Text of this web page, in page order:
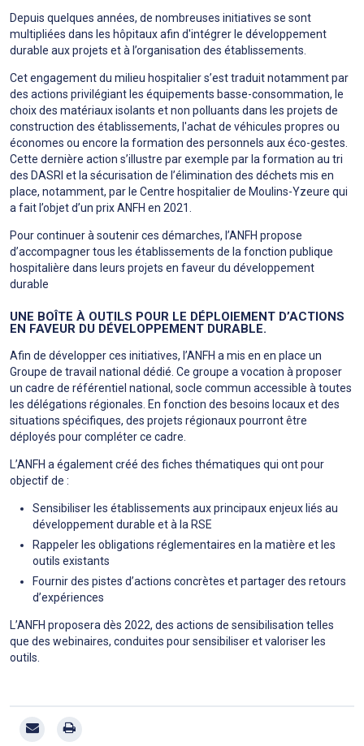
Depuis quelques années, de nombreuses initiatives se sont
multipliées dans les hôpitaux afin d'intégrer le développement
durable aux projets et à l’organisation des établissements.
Cet engagement du milieu hospitalier s’est traduit notamment par
des actions privilégiant les équipements basse-consommation, le
choix des matériaux isolants et non polluants dans les projets de
construction des établissements, l'achat de véhicules propres ou
économes ou encore la formation des personnels aux éco-gestes.
Cette dernière action s’illustre par exemple par la formation au tri
des DASRI et la sécurisation de l’élimination des déchets mis en
place, notamment, par le Centre hospitalier de Moulins-Yzeure qui
a fait l’objet d’un prix ANFH en 2021.
Pour continuer à soutenir ces démarches, l’ANFH propose
d’accompagner tous les établissements de la fonction publique
hospitalière dans leurs projets en faveur du développement
durable
UNE BOÎTE À OUTILS POUR LE DÉPLOIEMENT D’ACTIONS
EN FAVEUR DU DÉVELOPPEMENT DURABLE.
Afin de développer ces initiatives, l’ANFH a mis en en place un
Groupe de travail national dédié. Ce groupe a vocation à proposer
un cadre de référentiel national, socle commun accessible à toutes
les délégations régionales. En fonction des besoins locaux et des
situations spécifiques, des projets régionaux pourront être
déployés pour compléter ce cadre.
L’ANFH a également créé des fiches thématiques qui ont pour
objectif de :
Sensibiliser les établissements aux principaux enjeux liés au
développement durable et à la RSE
Rappeler les obligations réglementaires en la matière et les
outils existants
Fournir des pistes d’actions concrètes et partager des retours
d’expériences
L’ANFH proposera dès 2022, des actions de sensibilisation telles
que des webinaires, conduites pour sensibiliser et valoriser les
outils.